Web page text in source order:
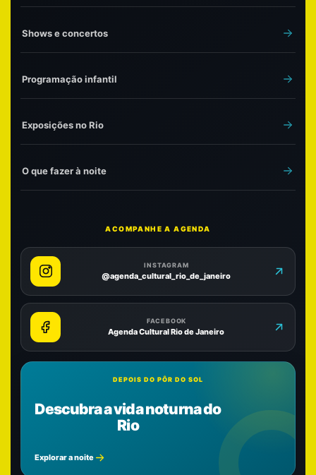
Shows e concertos
Programação infantil
Exposições no Rio
O que fazer à noite
ACOMPANHE A AGENDA
INSTAGRAM
@agenda_cultural_rio_de_janeiro
FACEBOOK
Agenda Cultural Rio de Janeiro
DEPOIS DO PÔR DO SOL
Descubra a vida noturna do
Rio
Explorar a noite